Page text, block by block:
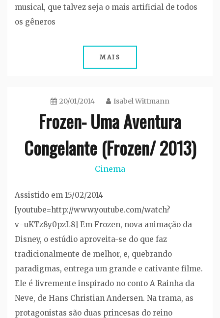
musical, que talvez seja o mais artificial de todos
os gêneros
MAIS
20/01/2014 Isabel Wittmann
Frozen- Uma Aventura
Congelante (Frozen/ 2013)
Cinema
Assistido em 15/02/2014
[youtube=http://www.youtube.com/watch?
v=uKTz8y0pzL8] Em Frozen, nova animação da
Disney, o estúdio aproveita-se do que faz
tradicionalmente de melhor, e, quebrando
paradigmas, entrega um grande e cativante filme.
Ele é livremente inspirado no conto A Rainha da
Neve, de Hans Christian Andersen. Na trama, as
protagonistas são duas princesas do reino